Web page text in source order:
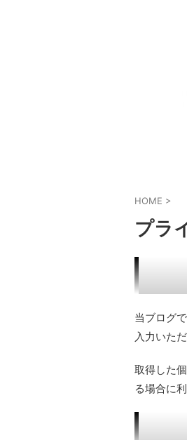
HOME >
プラ
当ブログ
入力いた
取得した
る場合に